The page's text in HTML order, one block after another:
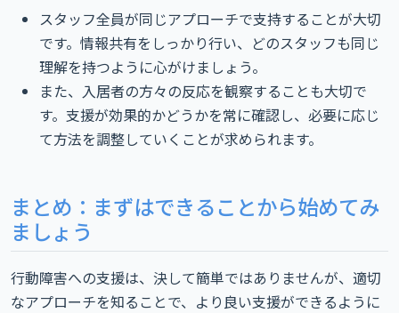
スタッフ全員が同じアプローチで支持することが大切
です。情報共有をしっかり行い、どのスタッフも同じ
理解を持つように心がけましょう。
また、入居者の方々の反応を観察することも大切で
す。支援が効果的かどうかを常に確認し、必要に応じ
て方法を調整していくことが求められます。
まとめ：まずはできることから始めてみ
ましょう
行動障害への支援は、決して簡単ではありませんが、適切
なアプローチを知ることで、より良い支援ができるように